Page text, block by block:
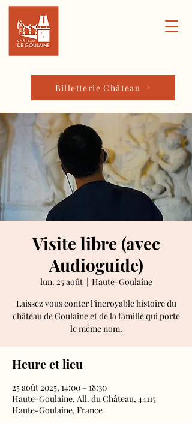
Billetterie Château
Visite libre (avec
Audioguide)
lun. 25 août
  |
Haute-Goulaine
Laissez vous conter l’incroyable histoire du
château de Goulaine et de la famille qui porte
le même nom.
Heure et lieu
25 août 2025, 14:00 – 18:30
Haute-Goulaine, All. du Château, 44115
Haute-Goulaine, France